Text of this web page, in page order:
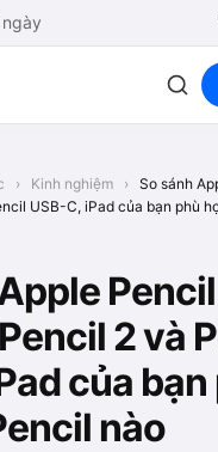
› Kinh nghiệm › So sánh
USB-C, iPad của bạn phù
2 và
của bạn
nào